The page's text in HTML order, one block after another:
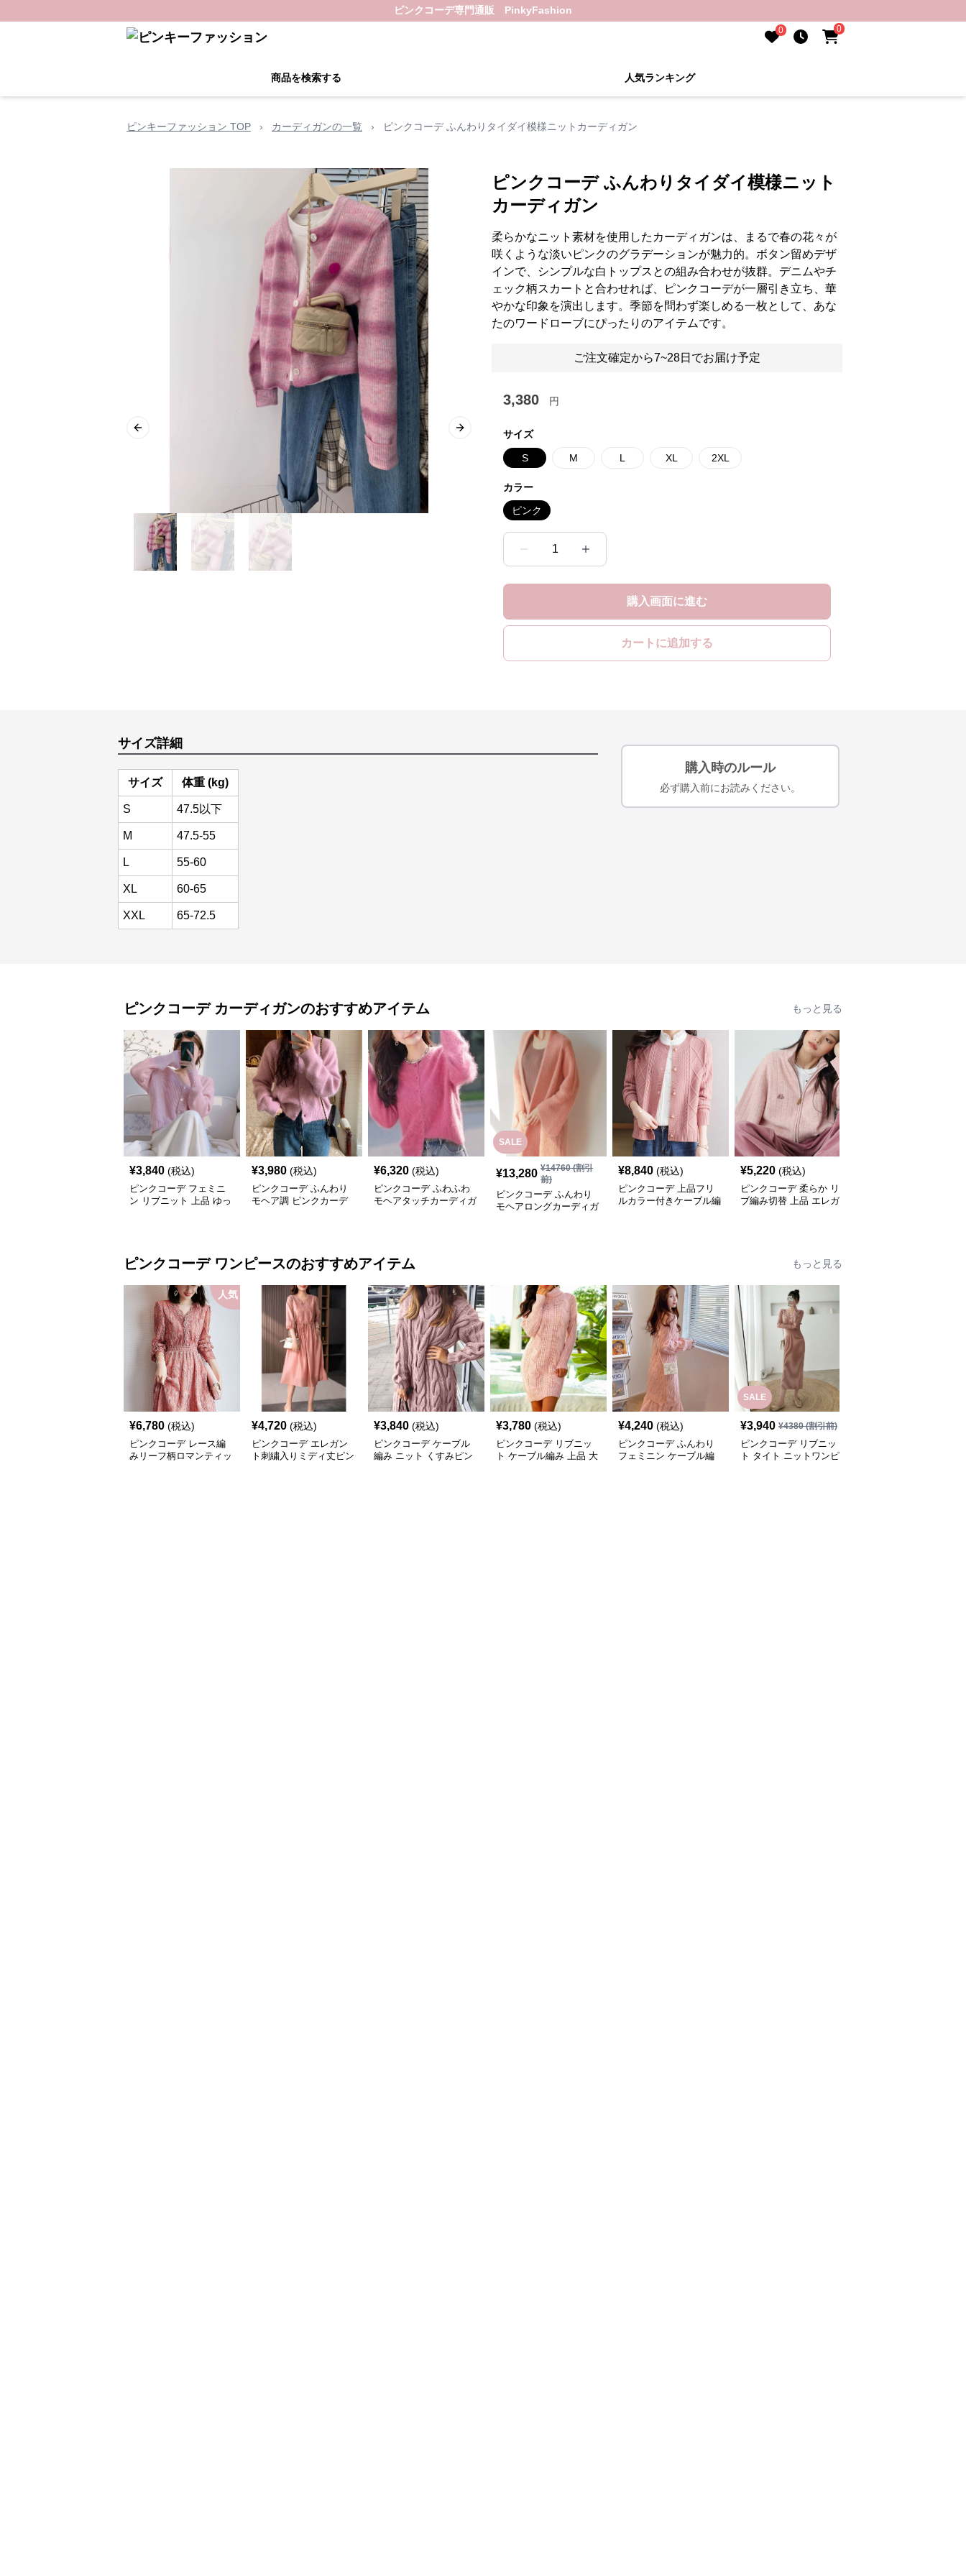
ピンクコーデ専門通販 PinkyFashion
0 0
商品を検索する 人気ランキング
ピンキーファッション TOP › カーディガンの一覧 › ピンクコーデ ふんわりタイダイ模様ニットカーディガン
Previous slide Next slide
ピンクコーデ ふんわりタイダイ模様ニット
カーディガン
柔らかなニット素材を使用したカーディガンは、まるで春の花々が
咲くような淡いピンクのグラデーションが魅力的。ボタン留めデザ
インで、シンプルな白トップスとの組み合わせが抜群。デニムやチ
ェック柄スカートと合わせれば、ピンクコーデが一層引き立ち、華
やかな印象を演出します。季節を問わず楽しめる一枚として、あな
たのワードローブにぴったりのアイテムです。
ご注文確定から7~28日でお届け予定
3,380 円
サイズ
S M L XL 2XL
カラー
ピンク
1
購入画面に進む
カートに追加する
サイズ詳細
サイズ 体重 (kg)
S 47.5以下
M 47.5-55
L 55-60
XL 60-65
XXL 65-72.5
購入時のルール
必ず購入前にお読みください。
ピンクコーデ カーディガンのおすすめアイテム もっと見る
¥3,840 (税込)
ピンクコーデ フェミニ
ン リブニット 上品 ゆっ
¥3,980 (税込)
ピンクコーデ ふんわり
モヘア調 ピンクカーデ
¥6,320 (税込)
ピンクコーデ ふわふわ
モヘアタッチカーディガ
SALE
¥13,280 ¥14760(割引
前)
ピンクコーデ ふんわり
モヘアロングカーディガ
¥8,840 (税込)
ピンクコーデ 上品フリ
ルカラー付きケーブル編
¥5,220 (税込)
ピンクコーデ 柔らか リ
ブ編み切替 上品 エレガ
ピンクコーデ ワンピースのおすすめアイテム もっと見る
人気
¥6,780 (税込)
ピンクコーデ レース編
みリーフ柄ロマンティッ
¥4,720 (税込)
ピンクコーデ エレガン
ト刺繍入りミディ丈ピン
¥3,840 (税込)
ピンクコーデ ケーブル
編み ニット くすみピン
¥3,780 (税込)
ピンクコーデ リブニッ
ト ケーブル編み 上品 大
¥4,240 (税込)
ピンクコーデ ふんわり
フェミニン ケーブル編
SALE
¥3,940 ¥4380(割引前)
ピンクコーデ リブニッ
ト タイト ニットワンピ